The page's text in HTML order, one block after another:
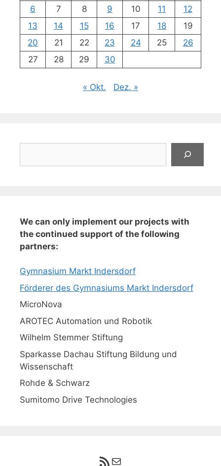
6
7 8 9 10 11
12
13
14 15 16 17 18
19
20
21 22 23 24 25
26
27
28 29 30
« Okt. Dez. »
We can only implement our projects with
the continued support of the following
partners:
Gymnasium Markt Indersdorf
Förderer des Gymnasiums Markt Indersdorf
MicroNova
AROTEC Automation und Robotik
Wilhelm Stemmer Stiftung
Sparkasse Dachau Stiftung Bildung und
Wissenschaft
Rohde & Schwarz
Sumitomo Drive Technologies
RSS-Feed
E-Mail